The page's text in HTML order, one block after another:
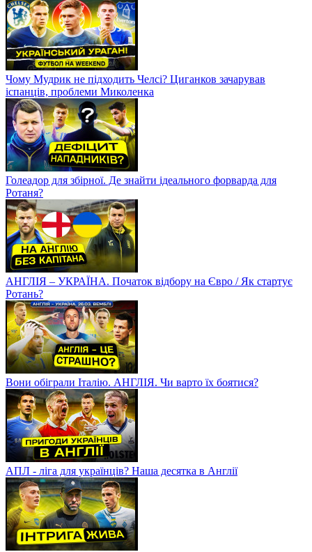
Чому Мудрик не підходить Челсі? Циганков зачарував
іспанців, проблеми Миколенка
Голеадор для збірної. Де знайти ідеального форварда для
Ротаня?
АНГЛІЯ – УКРАЇНА. Початок відбору на Євро / Як стартує
Ротань?
Вони обіграли Італію. АНГЛІЯ. Чи варто їх боятися?
АПЛ - ліга для українців? Наша десятка в Англії